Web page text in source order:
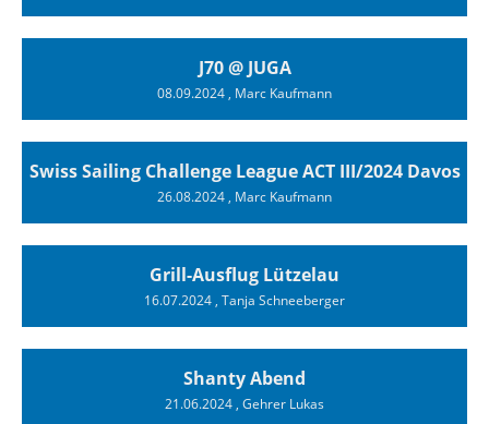
J70 @ JUGA
08.09.2024, Marc Kaufmann
Swiss Sailing Challenge League ACT III/2024 Davos
26.08.2024, Marc Kaufmann
Grill-Ausflug Lützelau
16.07.2024, Tanja Schneeberger
Shanty Abend
21.06.2024, Gehrer Lukas